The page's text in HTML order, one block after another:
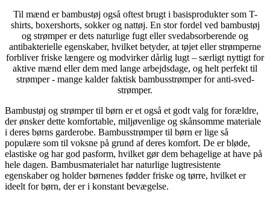
Til mænd er bambustøj også oftest brugt i basisprodukter som T-
shirts, boxershorts, sokker og nattøj. En stor fordel ved bambustøj
og strømper er dets naturlige fugt eller svedabsorberende og
antibakterielle egenskaber, hvilket betyder, at tøjet eller strømperne
forbliver friske længere og modvirker dårlig lugt – særligt nyttigt for
aktive mænd eller dem med lange arbejdsdage, og helt perfekt til
strømper - mange kalder faktisk bambusstrømper for anti-sved-
strømper.
Bambustøj og strømper til børn er et også et godt valg for forældre,
der ønsker dette komfortable, miljøvenlige og skånsomme materiale
i deres børns garderobe. Bambusstrømper til børn er lige så
populære som til voksne på grund af deres komfort. De er bløde,
elastiske og har god pasform, hvilket gør dem behagelige at have på
hele dagen. Bambusmaterialet har naturlige lugtresistente
egenskaber og holder børnenes fødder friske og tørre, hvilket er
ideelt for børn, der er i konstant bevægelse.